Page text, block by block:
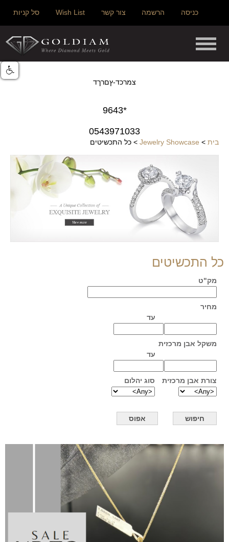
כניסה הרשמה צור קשר Wish List סל קניות
צמרכד-ץםרךד
*9643
0543971033
בית >
Jewelry Showcase
> כל התכשיטים
כל התכשיטים
מק"ט
מחיר
עד
משקל אבן מרכזית
עד
צורת אבן מרכזית סוג יהלום